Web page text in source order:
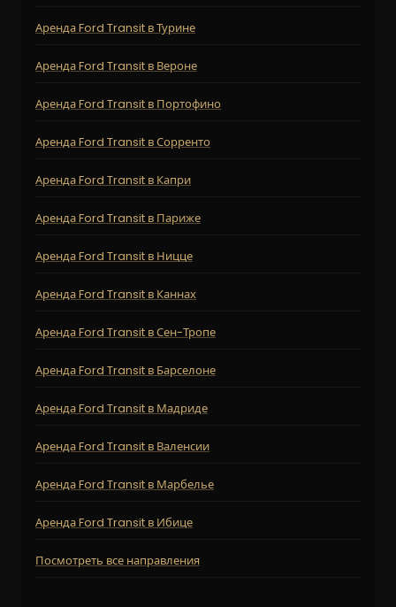
Аренда Ford Transit в Турине
Аренда Ford Transit в Вероне
Аренда Ford Transit в Портофино
Аренда Ford Transit в Сорренто
Аренда Ford Transit в Капри
Аренда Ford Transit в Париже
Аренда Ford Transit в Ницце
Аренда Ford Transit в Каннах
Аренда Ford Transit в Сен-Тропе
Аренда Ford Transit в Барселоне
Аренда Ford Transit в Мадриде
Аренда Ford Transit в Валенсии
Аренда Ford Transit в Марбелье
Аренда Ford Transit в Ибице
Посмотреть все направления